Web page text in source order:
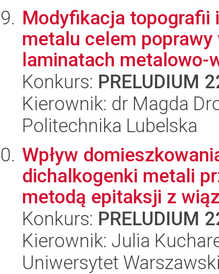
Modyfikacja topografii
metalu celem poprawy
laminatach metalowo-
Konkurs: PRELUDIUM
Kierownik: dr Magda
Politechnika Lubelska
Wpływ
dichalkogenki metali
metodą epitaksji z
Konkurs: PRELUDIUM
Kierownik: Julia
Uniwersytet